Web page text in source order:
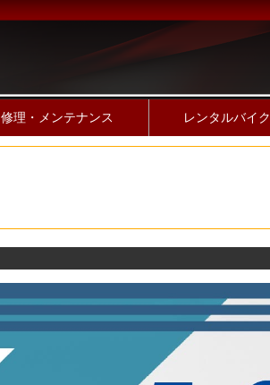
修理・メンテナンス レンタルバイク